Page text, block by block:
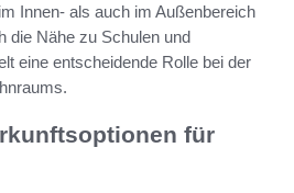
Innen- als auch im Außenbereich
die Nähe zu Schulen und
eine entscheidende Rolle bei der
für